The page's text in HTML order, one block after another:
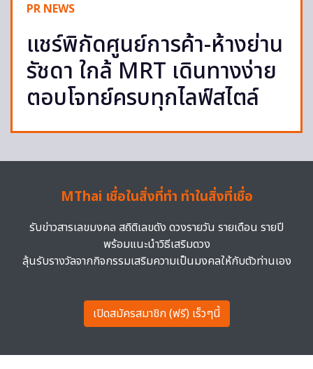
PR NEWS
แชร์พิกัดศูนย์การค้า-ห้างย่าน
รัชดา ใกล้ MRT เดินทางง่าย
ตอบโจทย์ครบทุกไลฟ์สไตล์
MThai เชื่อในสิ่งที่ทำ ทำในสิ่งที่เชื่อ
รับข่าวสารเลขมงคล สถิติเลขดัง ดวงรายวัน รายเดือน รายปี
พร้อมแนะนำวิธีเสริมดวง
ลุ้นรับรางวัลจากกิจกรรมเสริมความเป็นมงคลให้กับตัวท่านเอง
เปิดสมัครสมาชิก (ฟรี) เร็วๆนี้